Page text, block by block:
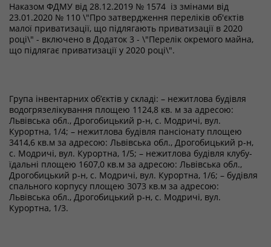
Наказом ФДМУ від 28.12.2019 № 1574 із змінами від
23.01.2020 № 110 \"Про затвердження переліків об'єктів
малої приватизації, що підлягають приватизації в 2020
році\" - включено в Додаток 3 - \"Перелік окремого майна,
що підлягає приватизації у 2020 році\".
Група інвентарних об’єктів у складі: – нежитлова будівля
водогрязелікування площею 1124,8 кв. м за адресою:
Львівська обл., Дрогобицький р-н, с. Модричі, вул.
Курортна, 1/4; – нежитлова будівля пансіонату площею
3414,6 кв.м за адресою: Львівська обл., Дрогобицький р-н,
с. Модричі, вул. Курортна, 1/5; – нежитлова будівля клубу-
їдальні площею 1607,0 кв.м за адресою: Львівська обл.,
Дрогобицький р-н, с. Модричі, вул. Курортна, 1/6; – будівля
спального корпусу площею 3073 кв.м за адресою:
Львівська обл., Дрогобицький р-н, с. Модричі, вул.
Курортна, 1/3.